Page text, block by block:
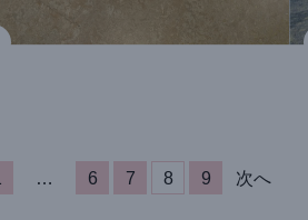
… 6 7 8 9 次へ